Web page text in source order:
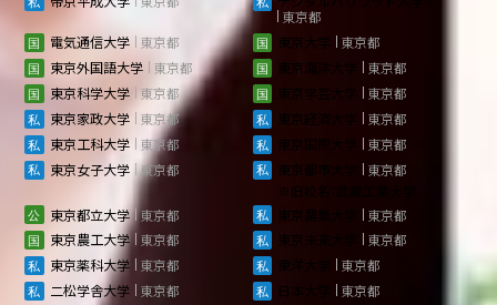
東京都
電気通信大学
東京都 東京大学
東京都
東京外国語大学
東京都 東京海洋大学
東京都
東京科学大学
東京都 東京学芸大学
東京都
東京家政大学
東京都 東京経済大学
東京都
東京工科大学
東京都 東京国際大学
東京都
東京女子大学 東京都 東京都市大学
東京都
※旧校名：武蔵工業大学
東京都立大学 東京都 東京農業大学
東京都
東京農工大学
東京都 東京未来大学
東京都
東京薬科大学
東京都 東洋大学
東京都
二松学舎大学
東京都 日本大学
東京都